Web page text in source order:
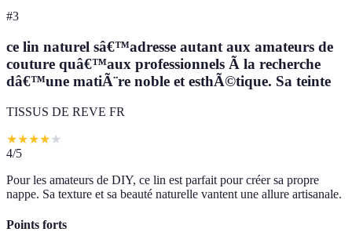
#3
ce lin naturel sâ€™adresse autant aux amateurs de
couture quâ€™aux professionnels Ã la recherche
dâ€™une matiÃ¨re noble et esthÃ©tique. Sa teinte
TISSUS DE REVE FR
★★★★★
4/5
Pour les amateurs de DIY, ce lin est parfait pour créer sa propre
nappe. Sa texture et sa beauté naturelle vantent une allure artisanale.
Points forts